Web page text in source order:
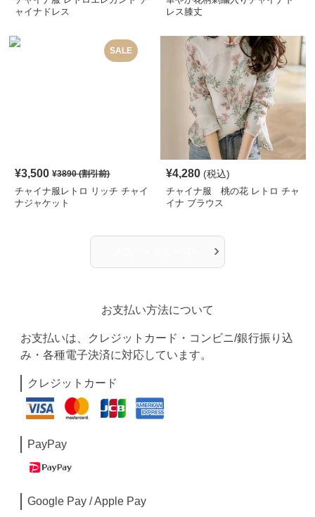
ャイナドレス
レス膝丈
SALE
¥3,500 ¥3890(割引前)
チャイナ服レトロ リッチ チャイ
ナジャケット
¥4,280 (税込)
チャイナ服 桃の花 レトロ チャ
イナ ブラウス
›
お支払い方法について
お支払いは、クレジットカード・コンビニ/銀行振り込
み・各種電子決済に対応しています。
クレジットカード
PayPay
Google Pay / Apple Pay